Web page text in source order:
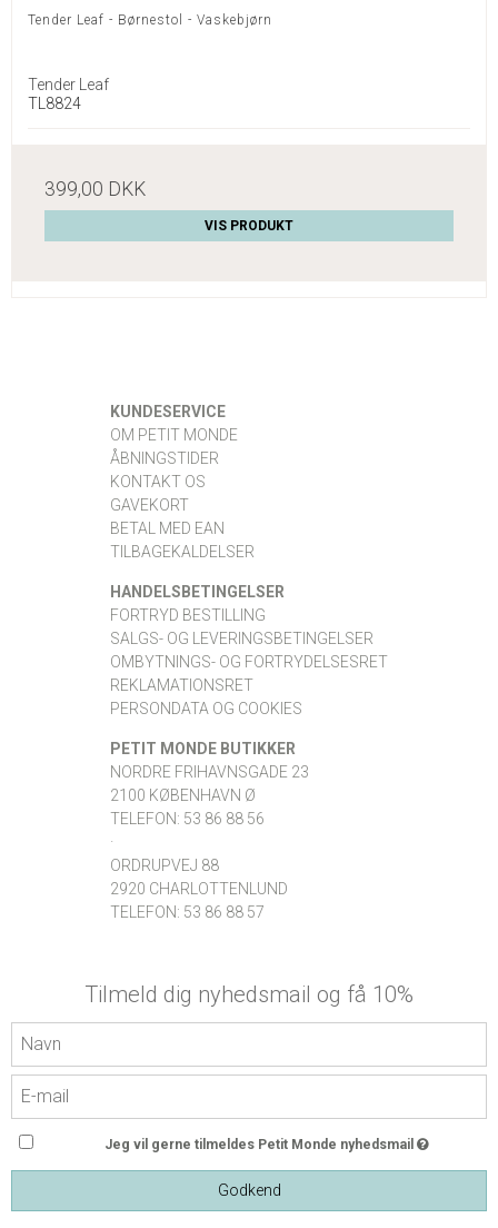
Tender Leaf - Børnestol - Vaskebjørn
Tender Leaf
TL8824
399,00 DKK
VIS PRODUKT
KUNDESERVICE
OM PETIT MONDE
ÅBNINGSTIDER
KONTAKT OS
GAVEKORT
BETAL MED EAN
TILBAGEKALDELSER
HANDELSBETINGELSER
FORTRYD BESTILLING
SALGS- OG LEVERINGSBETINGELSER
OMBYTNINGS- OG FORTRYDELSESRET
REKLAMATIONSRET
PERSONDATA OG COOKIES
PETIT MONDE BUTIKKER
NORDRE FRIHAVNSGADE 23
2100 KØBENHAVN Ø
TELEFON: 53 86 88 56
·
ORDRUPVEJ 88
2920 CHARLOTTENLUND
TELEFON: 53 86 88 57
Tilmeld dig nyhedsmail og få 10%
Jeg vil gerne tilmeldes Petit Monde nyhedsmail
Godkend